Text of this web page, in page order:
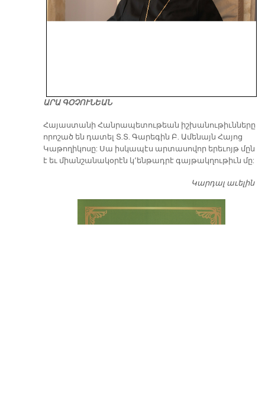
ԱՐԱ ԳՕՉՈՒՆԵԱՆ
​Հայաստանի Հանրապետութեան իշխանութիւնները
որոշած են դատել Տ.Տ. Գարեգին Բ. Ամենայն Հայոց
Կաթողիկոսը: Սա իսկապէս արտասովոր երեւոյթ մըն
է եւ միանշանակօրէն կ՚ենթադրէ գայթակղութիւն մը:
Կարդալ աւելին